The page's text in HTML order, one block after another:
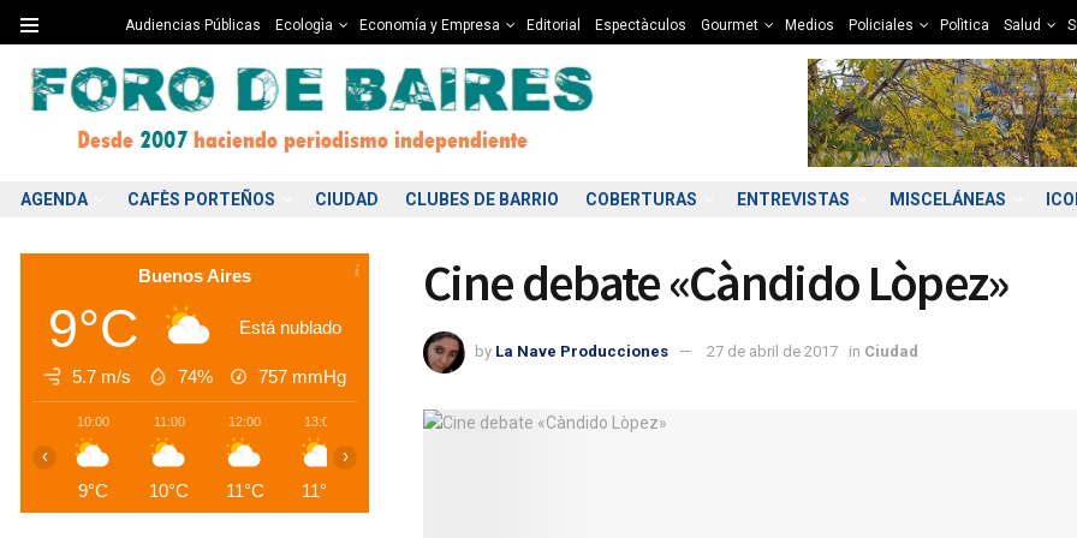
Audiencias Públicas Ecologìa Economía y Empresa Editorial Espectàculos Gourmet Medios Policiales Polìtica Salud
AGENDA CAFÈS PORTEÑOS CIUDAD CLUBES DE BARRIO COBERTURAS ENTREVISTAS MISCELÁNEAS
Cine debate «Càndido Lòpez»
by La Nave Producciones 27 de abril de 2017 in Ciudad
Buenos Aires
9°C Está nublado
5.7 m/s 74% 757 mmHg
10:00
9°C
11:00
10°C
12:00
11°C
13:00
11°C
15:00 16:00 17:00
‹ ›